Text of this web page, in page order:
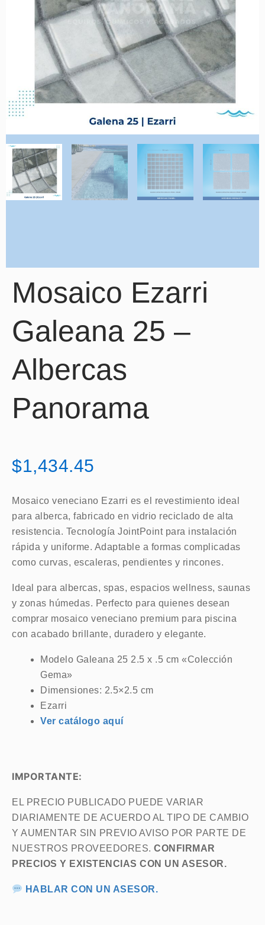
Mosaico Ezarri
Galeana 25 –
Albercas
Panorama
$1,434.45
Mosaico veneciano Ezarri es el revestimiento ideal
para alberca, fabricado en vidrio reciclado de alta
resistencia. Tecnología JointPoint para instalación
rápida y uniforme. Adaptable a formas complicadas
como curvas, escaleras, pendientes y rincones.
Ideal para albercas, spas, espacios wellness, saunas
y zonas húmedas. Perfecto para quienes desean
comprar mosaico veneciano premium para piscina
con acabado brillante, duradero y elegante.
Modelo Galeana 25 2.5 x .5 cm «Colección
Gema»
Dimensiones: 2.5×2.5 cm
Ezarri
Ver catálogo aquí
IMPORTANTE:
EL PRECIO PUBLICADO PUEDE VARIAR
DIARIAMENTE DE ACUERDO AL TIPO DE CAMBIO
Y AUMENTAR SIN PREVIO AVISO POR PARTE DE
NUESTROS PROVEEDORES. CONFIRMAR
PRECIOS Y EXISTENCIAS CON UN ASESOR.
HABLAR CON UN ASESOR.